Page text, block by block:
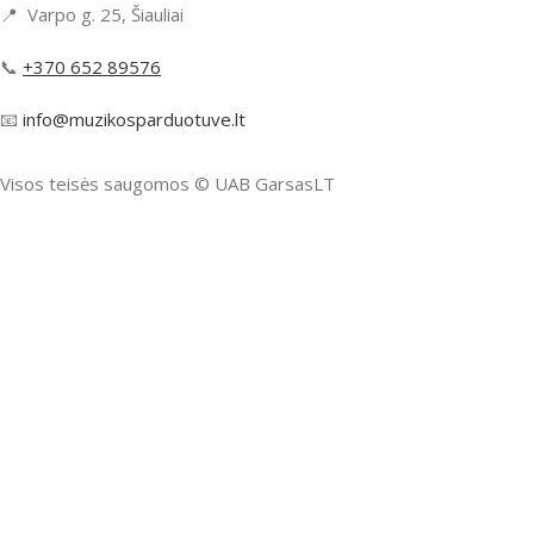
📍 Varpo g. 25, Šiauliai
📞 +370 652 89576
📧 info@muzikosparduotuve.lt
Visos teisės saugomos ©️ UAB GarsasLT